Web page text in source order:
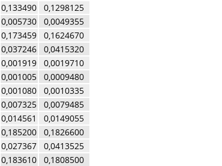
0,133490
0,1298125
0,005730
0,0049355
0,173459
0,1624670
0,037246
0,0415320
0,001919
0,0019710
0,001005
0,0009480
0,001080
0,0010335
0,007325
0,0079485
0,014561
0,0149055
0,185200
0,1826600
0,027367
0,0413525
0,183610
0,1808500